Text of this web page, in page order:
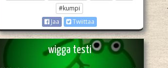
#kumpi
Jaa
Twiittaa
wigga testi